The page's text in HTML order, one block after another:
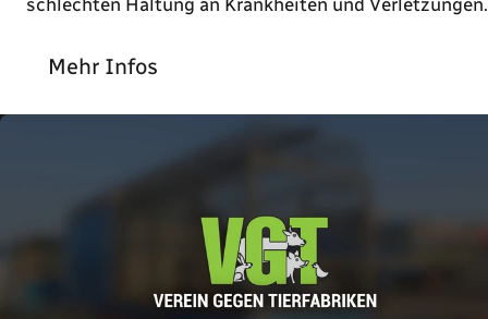
Mehr Infos